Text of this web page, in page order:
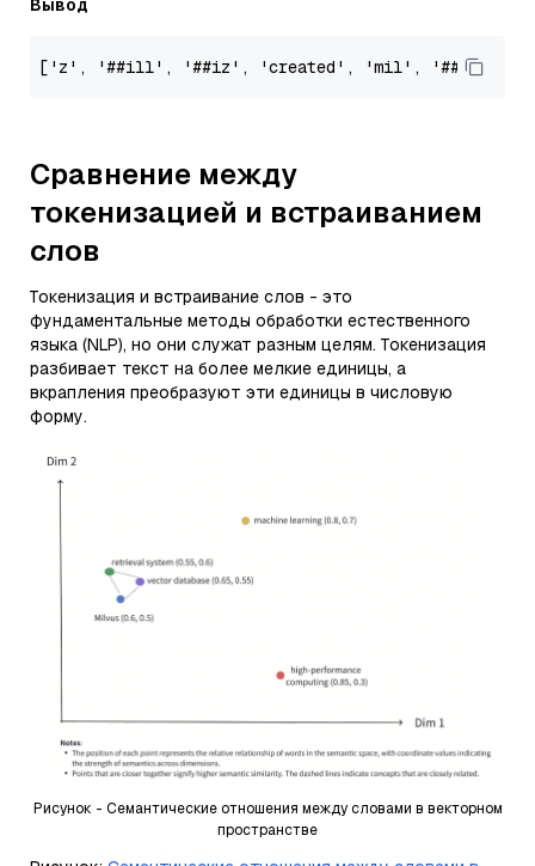
Вывод
[ 'z' , '##ill' , '##iz' , 'created' , 'mil' , '##vus'
Сравнение между
токенизацией и встраиванием
слов
Токенизация и встраивание слов - это
фундаментальные методы обработки естественного
языка (NLP), но они служат разным целям. Токенизация
разбивает текст на более мелкие единицы, а
вкрапления преобразуют эти единицы в числовую
форму.
Рисунок - Семантические отношения между словами в векторном
пространстве